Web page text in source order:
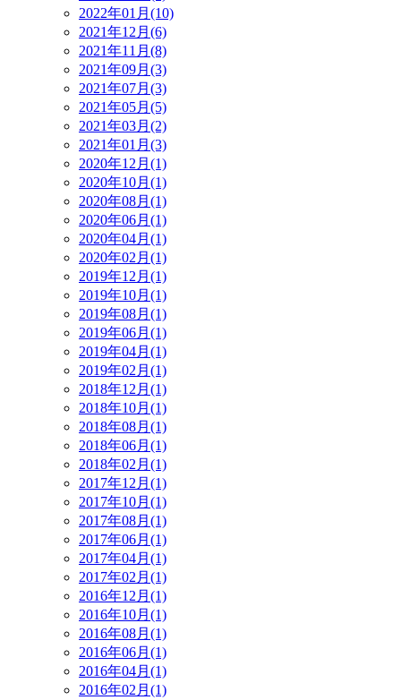
2022年01月(10)
2021年12月(6)
2021年11月(8)
2021年09月(3)
2021年07月(3)
2021年05月(5)
2021年03月(2)
2021年01月(3)
2020年12月(1)
2020年10月(1)
2020年08月(1)
2020年06月(1)
2020年04月(1)
2020年02月(1)
2019年12月(1)
2019年10月(1)
2019年08月(1)
2019年06月(1)
2019年04月(1)
2019年02月(1)
2018年12月(1)
2018年10月(1)
2018年08月(1)
2018年06月(1)
2018年02月(1)
2017年12月(1)
2017年10月(1)
2017年08月(1)
2017年06月(1)
2017年04月(1)
2017年02月(1)
2016年12月(1)
2016年10月(1)
2016年08月(1)
2016年06月(1)
2016年04月(1)
2016年02月(1)